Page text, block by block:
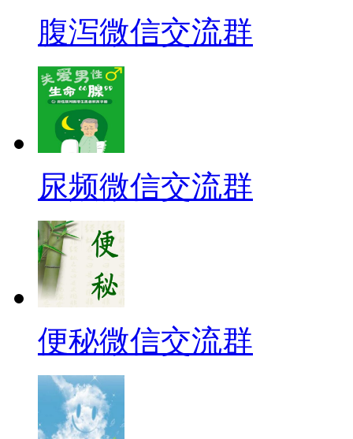
腹泻微信交流群
尿频微信交流群
便秘微信交流群